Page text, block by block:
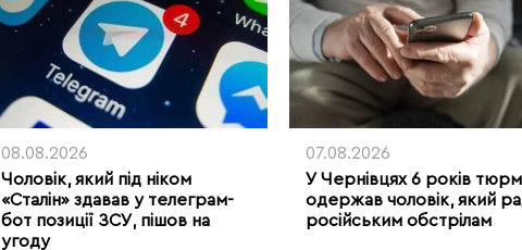
08.08.2026
Чоловік, який під ніком
«Сталін» здавав у телеграм-
бот позиції ЗСУ, пішов на
угоду
07.08.2026
У Чернівцях 6 років
одержав чоловік, який
російським обстрілам